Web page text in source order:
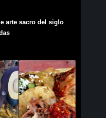
arte sacro del siglo